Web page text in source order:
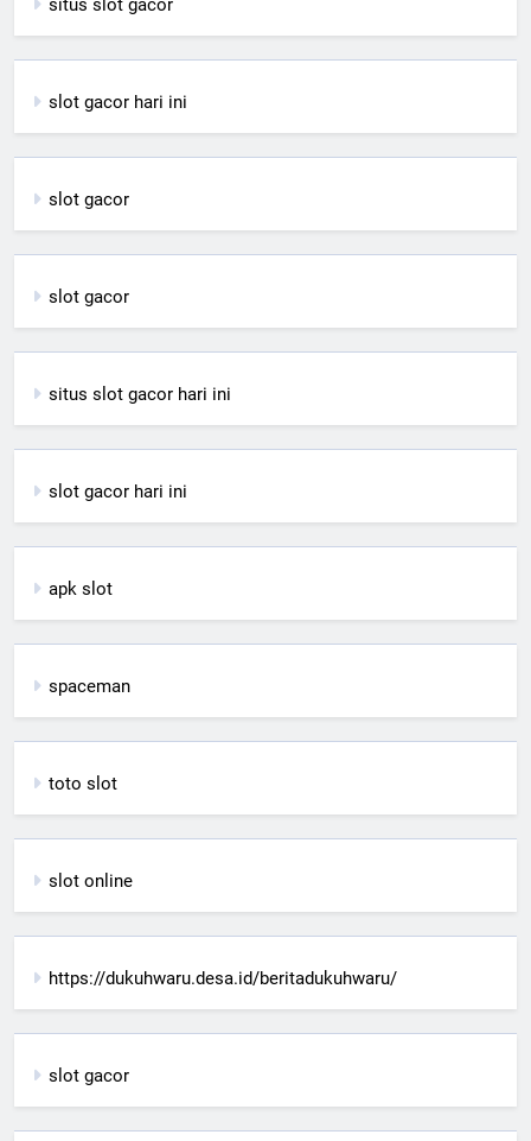
situs slot gacor
slot gacor hari ini
slot gacor
slot gacor
situs slot gacor hari ini
slot gacor hari ini
apk slot
spaceman
toto slot
slot online
https://dukuhwaru.desa.id/beritadukuhwaru/
slot gacor